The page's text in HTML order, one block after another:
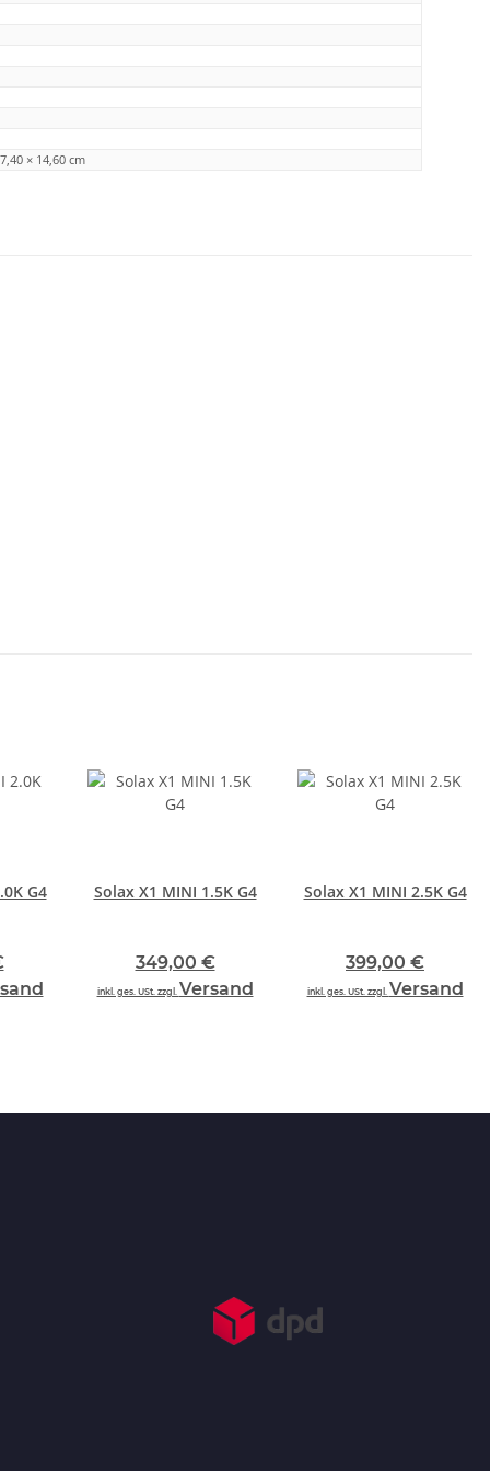
× 14,60 cm
G4 Solax X1 MINI 1.5K G4
349,00 €
inkl. ges. USt. zzgl. Versand
Solax X1 MINI 2.5K G4
399,00 €
inkl. ges. USt. zzgl. Versand